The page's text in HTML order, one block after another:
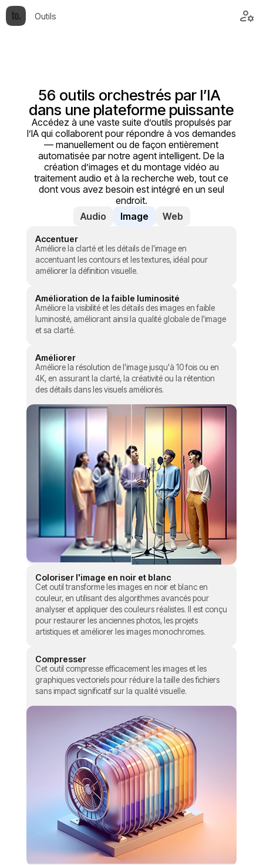
Outils
56 outils orchestrés par l’IA
dans une plateforme puissante
Accédez à une vaste suite d’outils propulsés par
l’IA qui collaborent pour répondre à vos demandes
— manuellement ou de façon entièrement
automatisée par notre agent intelligent. De la
création d’images et du montage vidéo au
traitement audio et à la recherche web, tout ce
dont vous avez besoin est intégré en un seul
endroit.
Audio
Image Web
Accentuer
Améliore la clarté et les détails de l'image en
accentuant les contours et les textures, idéal pour
améliorer la définition visuelle.
Amélioration de la faible luminosité
Améliore la visibilité et les détails des images en faible
luminosité, améliorant ainsi la qualité globale de l'image
et sa clarté.
Améliorer
Améliore la résolution de l'image jusqu'à 10 fois ou en
4K, en assurant la clarté, la créativité ou la rétention
des détails dans les visuels améliorés.
Coloriser l'image en noir et blanc
Cet outil transforme les images en noir et blanc en
couleur, en utilisant des algorithmes avancés pour
analyser et appliquer des couleurs réalistes. Il est conçu
pour restaurer les anciennes photos, les projets
artistiques et améliorer les images monochromes.
Compresser
Cet outil compresse efficacement les images et les
graphiques vectoriels pour réduire la taille des fichiers
sans impact significatif sur la qualité visuelle.